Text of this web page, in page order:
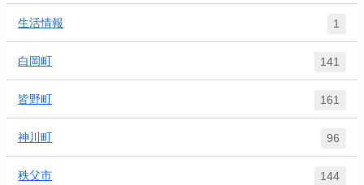
生活情報 1
白岡町 141
皆野町 161
神川町 96
秩父市 144